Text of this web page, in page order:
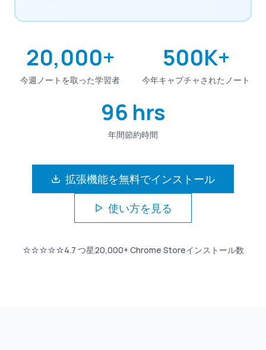
20,000+
今週ノートを取った学習者
500K+
今年キャプチャされたノート
96 hrs
年間節約時間
拡張機能を無料でインストール
使い方を見る
⭐⭐⭐⭐⭐4.7 つ星20,000+ Chrome Storeインストール数